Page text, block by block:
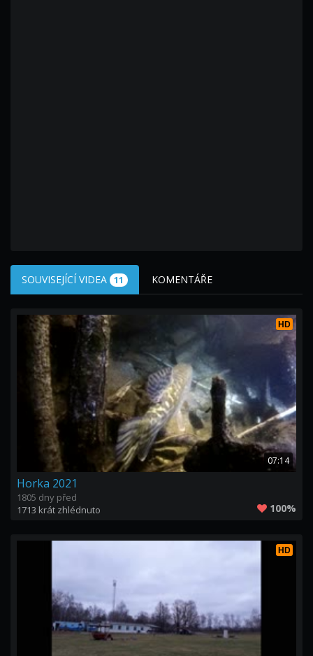
SOUVISEJÍCÍ VIDEA 11 KOMENTÁŘE
HD
07:14
Horka 2021
1805 dny před
1713 krát zhlédnuto
100%
HD